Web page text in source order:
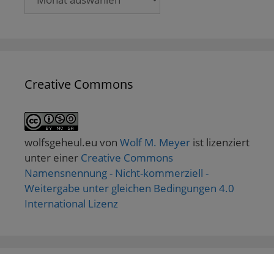
Creative Commons
wolfsgeheul.eu von Wolf M. Meyer ist lizenziert
unter einer Creative Commons
Namensnennung - Nicht-kommerziell -
Weitergabe unter gleichen Bedingungen 4.0
International Lizenz